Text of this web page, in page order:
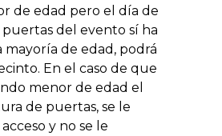
de edad pero el día de
del evento sí ha
mayoría de edad, podrá
En el caso de que
menor de edad el
de puertas, se le
y no se le